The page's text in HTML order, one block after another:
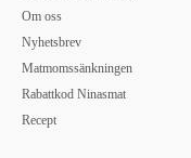
Om oss
Nyhetsbrev
Matmomssänkningen
Rabattkod Ninasmat
Recept